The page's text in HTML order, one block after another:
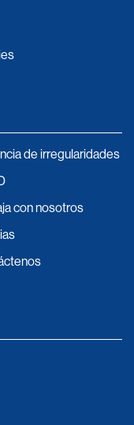
de irregularidades
con nosotros